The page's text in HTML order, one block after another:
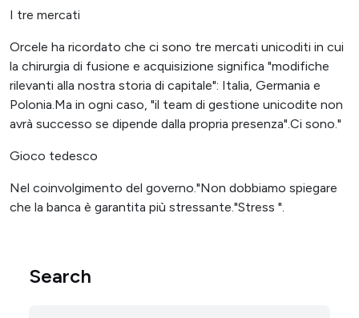
I tre mercati
Orcele ha ricordato che ci sono tre mercati unicoditi in cui
la chirurgia di fusione e acquisizione significa "modifiche
rilevanti alla nostra storia di capitale": Italia, Germania e
Polonia.Ma in ogni caso, "il team di gestione unicodite non
avrà successo se dipende dalla propria presenza".Ci sono."
Gioco tedesco
Nel coinvolgimento del governo."Non dobbiamo spiegare
che la banca è garantita più stressante."Stress ".
Search